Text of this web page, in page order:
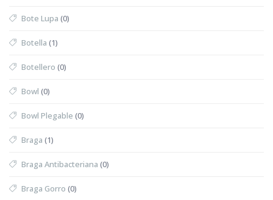
Bote Lupa (0)
Botella (1)
Botellero (0)
Bowl (0)
Bowl Plegable (0)
Braga (1)
Braga Antibacteriana (0)
Braga Gorro (0)